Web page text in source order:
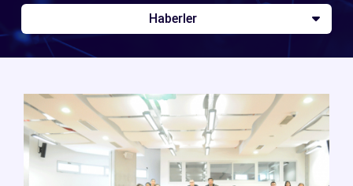
Haberler